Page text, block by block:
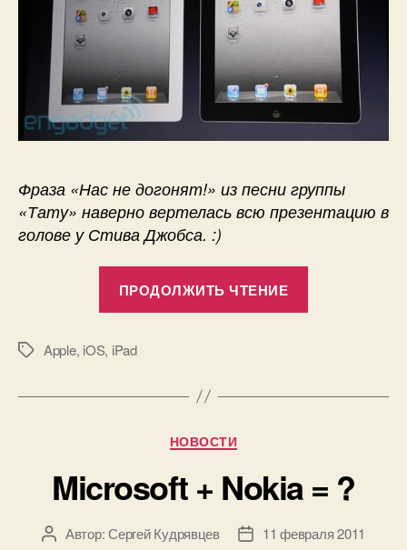
Фраза «Нас не догонят!» из песни группы
«Тату» наверно вертелась всю презентацию в
голове у Стива Джобса. :)
ПРОДОЛЖИТЬ ЧТЕНИЕ
МеткиApple, iOS, iPad
Рубрики
НОВОСТИ
Microsoft + Nokia = ?
АвторАвтор:Сергей Кудрявцев
Дата11 февраля 2011